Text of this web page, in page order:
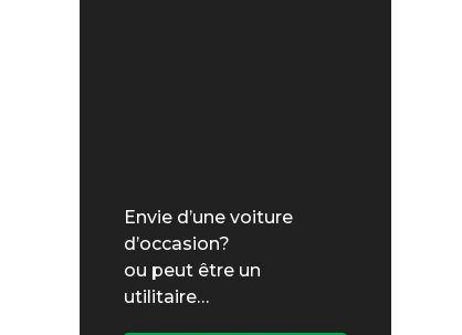
Envie d’une voiture
d’occasion?
ou peut être un
utilitaire…